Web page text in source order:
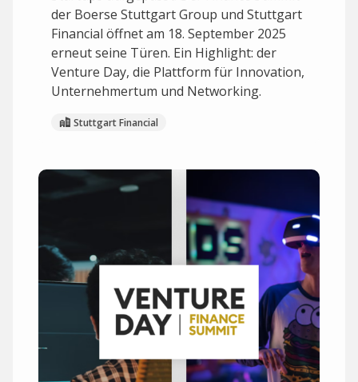
der Boerse Stuttgart Group und Stuttgart
Financial öffnet am 18. September 2025
erneut seine Türen. Ein Highlight: der
Venture Day, die Plattform für Innovation,
Unternehmertum und Networking.
Stuttgart Financial